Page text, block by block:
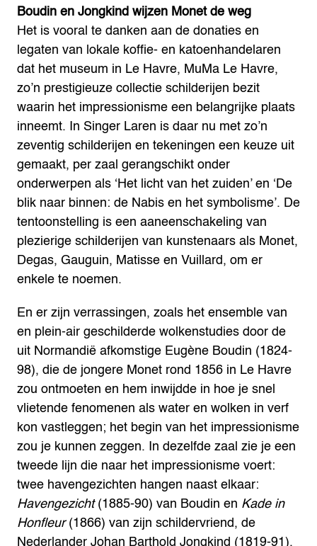
Boudin en Jongkind wijzen Monet de weg
Het is vooral te danken aan de donaties en
legaten van lokale koffie- en katoenhandelaren
dat het museum in Le Havre, MuMa Le Havre,
zo’n prestigieuze collectie schilderijen bezit
waarin het impressionisme een belangrijke plaats
inneemt. In Singer Laren is daar nu met zo’n
zeventig schilderijen en tekeningen een keuze uit
gemaakt, per zaal gerangschikt onder
onderwerpen als ‘Het licht van het zuiden’ en ‘De
blik naar binnen: de Nabis en het symbolisme’. De
tentoonstelling is een aaneenschakeling van
plezierige schilderijen van kunstenaars als Monet,
Degas, Gauguin, Matisse en Vuillard, om er
enkele te noemen.
En er zijn verrassingen, zoals het ensemble van
en plein-air geschilderde wolkenstudies door de
uit Normandië afkomstige Eugène Boudin (1824-
98), die de jongere Monet rond 1856 in Le Havre
zou ontmoeten en hem inwijdde in hoe je snel
vlietende fenomenen als water en wolken in verf
kon vastleggen; het begin van het impressionisme
zou je kunnen zeggen. In dezelfde zaal zie je een
tweede lijn die naar het impressionisme voert:
twee havengezichten hangen naast elkaar:
Havengezicht(1885-90) van Boudin en Kade in
Honfleur(1866) van zijn schildervriend, de